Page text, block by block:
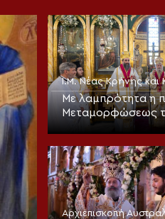
Ι.Μ. Νέας Κρήνης και
Με λαμπρότητα η
Μεταμορφώσεως
στην Καλαμαριά
Αρχιεπισκοπή